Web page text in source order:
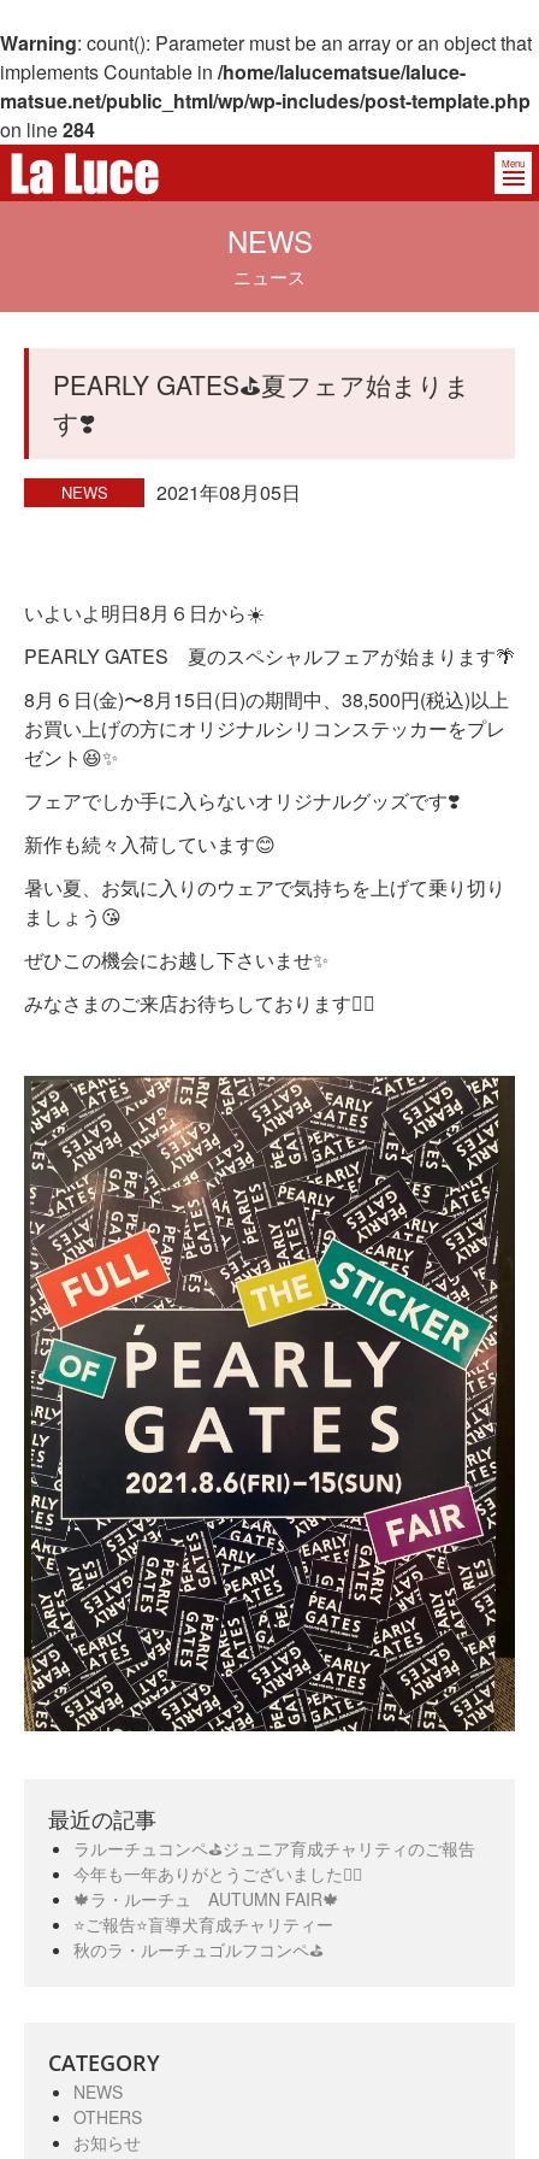
Warning: count(): Parameter must be an array or an object that
implements Countable in /home/lalucematsue/laluce-
matsue.net/public_html/wp/wp-includes/post-template.php
on line284
Menu
NEWS
ニュース
PEARLY GATES⛳️夏フェア始まりま
す❣️
NEWS 2021年08月05日
いよいよ明日8月６日から☀️
PEARLY GATES 夏のスペシャルフェアが始まります🌴
8月６日(金)〜8月15日(日)の期間中、38,500円(税込)以上
お買い上げの方にオリジナルシリコンステッカーをプレ
ゼント😆✨
フェアでしか手に入らないオリジナルグッズです❣️
新作も続々入荷しています😊
暑い夏、お気に入りのウェアで気持ちを上げて乗り切り
ましょう😘
ぜひこの機会にお越し下さいませ✨
みなさまのご来店お待ちしております🙇‍♀️
最近の記事
ラルーチュコンペ⛳️ジュニア育成チャリティのご報告
今年も一年ありがとうございました🙇‍♀️
🍁ラ・ルーチュ AUTUMN FAIR🍁
⭐️ご報告⭐️盲導犬育成チャリティー
秋のラ・ルーチュゴルフコンペ⛳️
CATEGORY
NEWS
OTHERS
お知らせ